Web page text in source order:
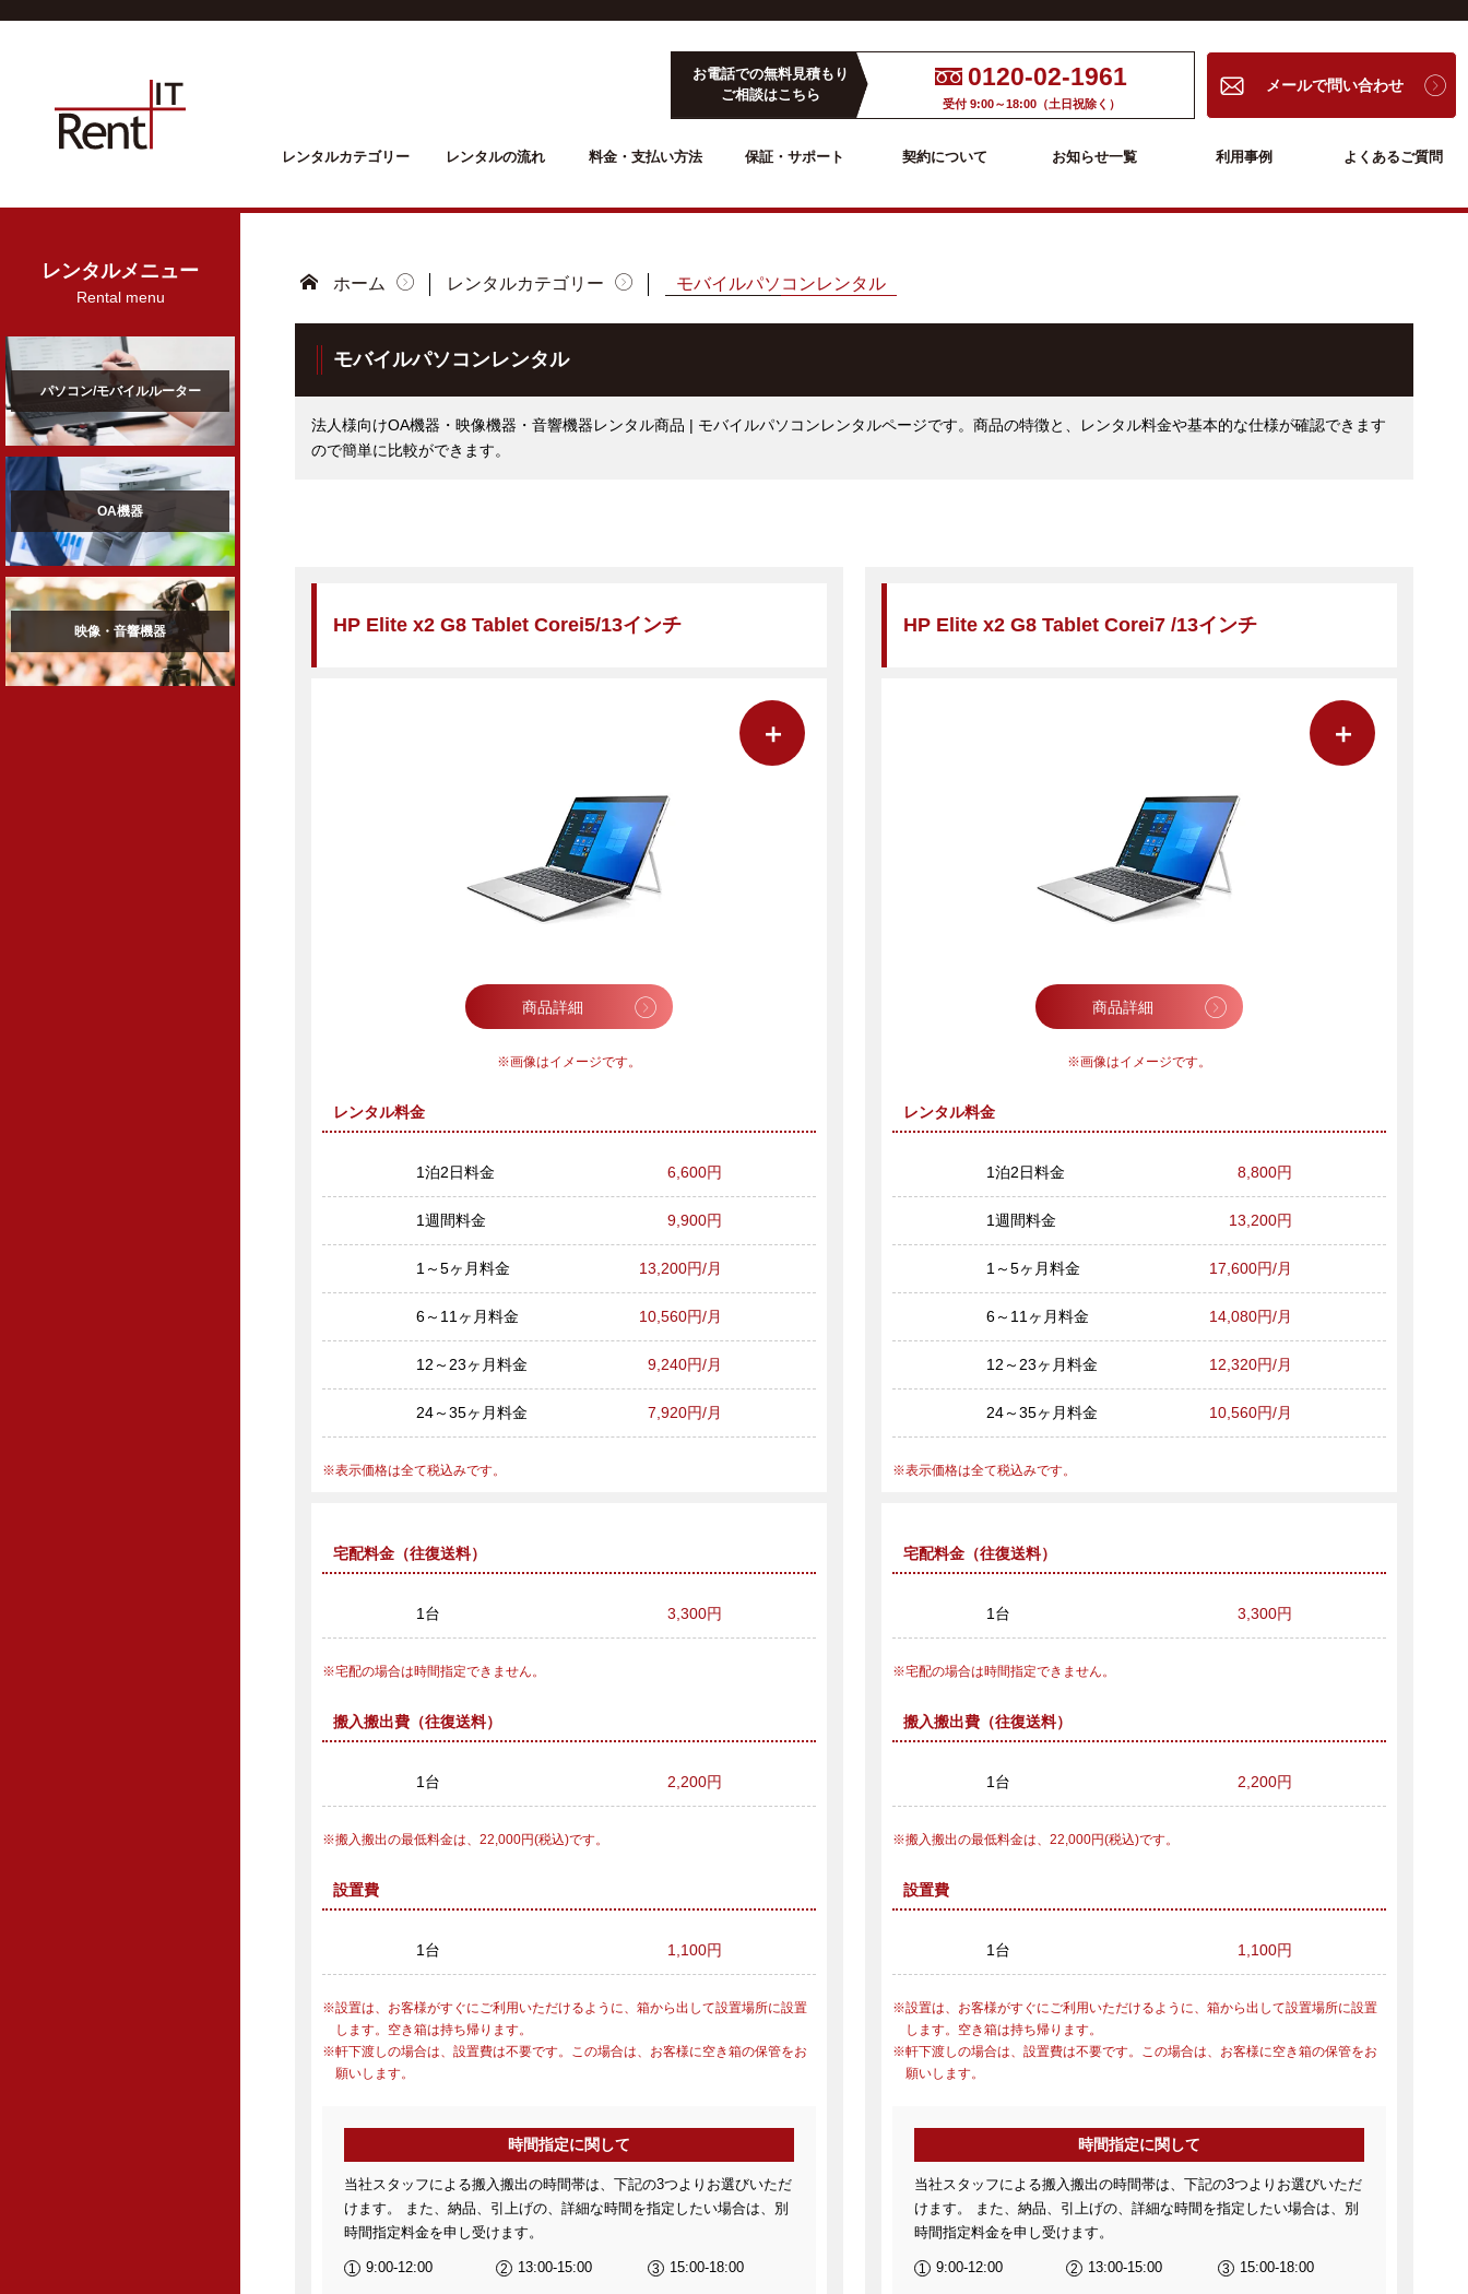
レンタルカテゴリー レンタルの流れ 料金・支払い方法 保証・サポート 契約について お知らせ一覧 利用事例 よくあるご質問
お電話での無料見積もり
ご相談はこちら
0120-02-1961
受付 9:00～18:00（土日祝除く）
メールで問い合わせ
レンタルメニュー
Rental menu
パソコン/モバイルルーター
OA機器
映像・音響機器
ホーム レンタルカテゴリー モバイルパソコンレンタル
モバイルパソコンレンタル
法人様向けOA機器・映像機器・音響機器レンタル商品 | モバイルパソコンレンタルページです。商品の特徴と、レンタル料金や基本的な仕様が確認できます
ので簡単に比較ができます。
HP Elite x2 G8 Tablet Corei5/13インチ
＋
商品詳細
画像はイメージです。
レンタル料金
1泊2日料金 6,600円
1週間料金 9,900円
1～5ヶ月料金 13,200円/月
6～11ヶ月料金 10,560円/月
12～23ヶ月料金 9,240円/月
24～35ヶ月料金 7,920円/月
表示価格は全て税込みです。
宅配料金（往復送料）
1台 3,300円
宅配の場合は時間指定できません。
搬入搬出費（往復送料）
1台 2,200円
搬入搬出の最低料金は、22,000円(税込)です。
設置費
1台 1,100円
設置は、お客様がすぐにご利用いただけるように、箱から出して設置場所に設置
します。空き箱は持ち帰ります。
軒下渡しの場合は、設置費は不要です。この場合は、お客様に空き箱の保管をお
願いします。
時間指定に関して
当社スタッフによる搬入搬出の時間帯は、下記の3つよりお選びいただ
けます。 また、納品、引上げの、詳細な時間を指定したい場合は、別
時間指定料金を申し受けます。
9:00-12:00 13:00-15:00 15:00-18:00
HP Elite x2 G8 Tablet Corei7 /13インチ
＋
商品詳細
画像はイメージです。
レンタル料金
1泊2日料金 8,800円
1週間料金 13,200円
1～5ヶ月料金 17,600円/月
6～11ヶ月料金 14,080円/月
12～23ヶ月料金 12,320円/月
24～35ヶ月料金 10,560円/月
表示価格は全て税込みです。
宅配料金（往復送料）
1台 3,300円
宅配の場合は時間指定できません。
搬入搬出費（往復送料）
1台 2,200円
搬入搬出の最低料金は、22,000円(税込)です。
設置費
1台 1,100円
設置は、お客様がすぐにご利用いただけるように、箱から出して設置場所に設置
します。空き箱は持ち帰ります。
軒下渡しの場合は、設置費は不要です。この場合は、お客様に空き箱の保管をお
願いします。
時間指定に関して
当社スタッフによる搬入搬出の時間帯は、下記の3つよりお選びいただ
けます。 また、納品、引上げの、詳細な時間を指定したい場合は、別
時間指定料金を申し受けます。
9:00-12:00 13:00-15:00 15:00-18:00